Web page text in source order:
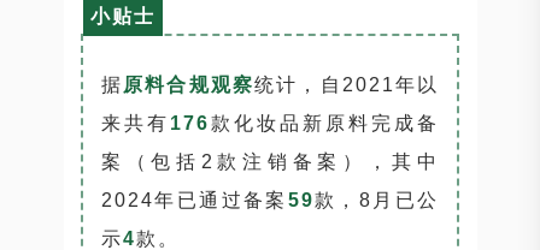
小贴士
据 原料合规观察统计，自2021年以
来共有 176款化妆品新原料完成备
案（包括2款注销备案），其中
2024年已通过备案 59款，8月已公
示4款。